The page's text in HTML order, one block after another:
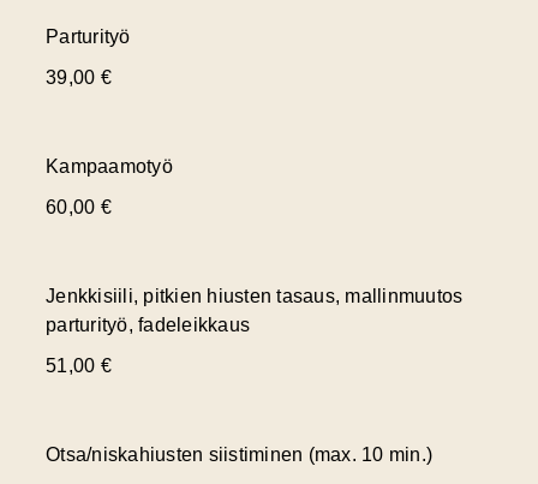
Parturityö
39,00 €
Kampaamotyö
60,00 €
Jenkkisiili, pitkien hiusten tasaus, mallinmuutos
parturityö, fadeleikkaus
51,00 €
Otsa/niskahiusten siistiminen (max. 10 min.)